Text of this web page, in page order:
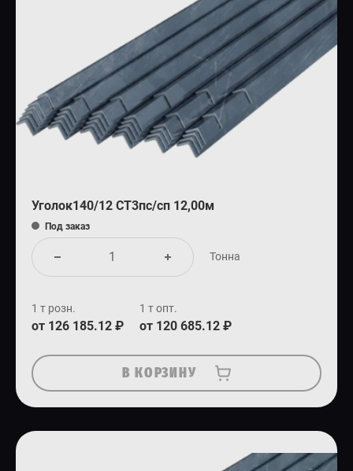
Уголок140/12 СТ3пс/сп 12,00м
Под заказ
Тонна
1 т розн.
от 126 185.12 ₽
1 т опт.
от 120 685.12 ₽
В КОРЗИНУ